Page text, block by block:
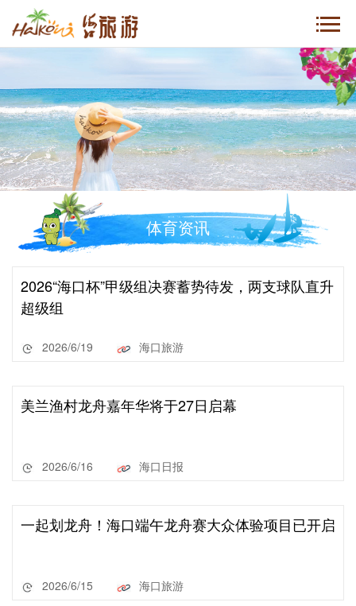
体育资讯
2026“海口杯”甲级组决赛蓄势待发，两支球队直升
超级组
2026/6/19 海口旅游
美兰渔村龙舟嘉年华将于27日启幕
2026/6/16 海口日报
一起划龙舟！海口端午龙舟赛大众体验项目已开启
2026/6/15 海口旅游